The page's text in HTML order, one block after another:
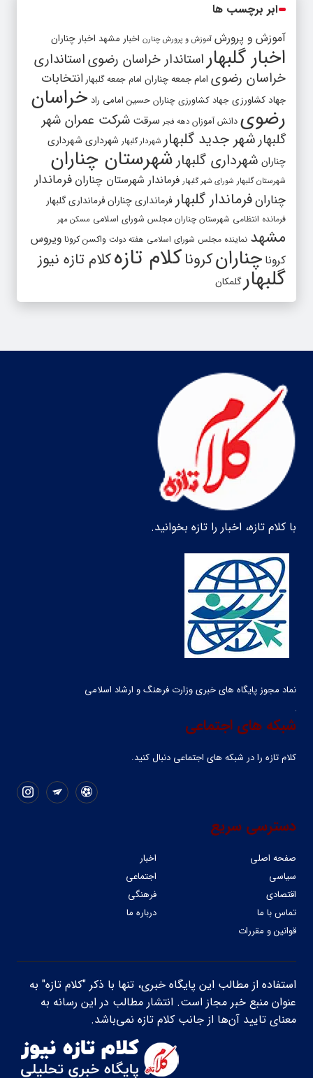
ابر برچسب ها
آموزش و پرورش آموزش و پرورش چنارن اخبار مشهد اخبار چناران
اخبار گلبهار استاندار خراسان رضویاستانداری
خراسان رضوی امام جمعه چناران امام جمعه گلبهار انتخابات
جهاد کشاورزی جهاد کشاورزی چناران حسین امامی راد خراسان
رضوی دانش آموزان دهه فجر سرقت شرکت عمران شهر
گلبهارشهر جدید گلبهار شهردار گلبهار شهرداری شهرداری
چناران شهرداری گلبهار شهرستان چناران
شهرستان گلبهار شورای شهر گلبهار فرماندار شهرستان چناران فرماندار
چنارانفرماندار گلبهار فرمانداری چنارانفرمانداری گلبهار
فرمانده انتظامی شهرستان چناران مجلس شورای اسلامی مسکن مهر
مشهد نماینده مجلس شورای اسلامی هفته دولت واکسن کرونا ویروس
کرونا چنارانکروناکلام تازهکلام تازه نیوز
گلبهارگلمکان
با کلام تازه، اخبار را تازه بخوانید.
نماد مجوز پایگاه های خبری وزارت فرهنگ و ارشاد اسلامی
شبکه های اجتماعی
کلام تازه را در شبکه ‌های اجتماعی دنبال کنید.
دسترسی سریع
صفحه اصلی
اخبار
سیاسی
اجتماعی
اقتصادی
فرهنگی
تماس با ما
درباره ما
قوانین و مقررات
استفاده از مطالب این پایگاه خبری، تنها با ذکر "کلام تازه" به
عنوان منبع خبر مجاز است. انتشار مطالب در این رسانه به
معنای تایید آن‌ها از جانب کلام تازه نمی‌باشد.